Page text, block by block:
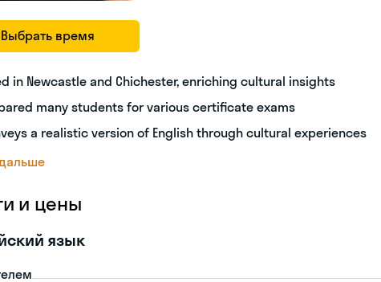
Выбрать время
in Newcastle and Chichester, enriching cultural insights
many students for various certificate exams
a realistic version of English through cultural experiences
и цены
язык